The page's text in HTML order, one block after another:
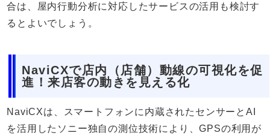
合は、屋内行動分析に対応したサービスの活用も検討す
るとよいでしょう。
NaviCXで店内（店舗）動線の可視化を促
進！来店客の動きを見える化
NaviCXは、スマートフォンに内蔵されたセンサーとAI
を活用したソニー独自の測位技術により、GPSの利用が